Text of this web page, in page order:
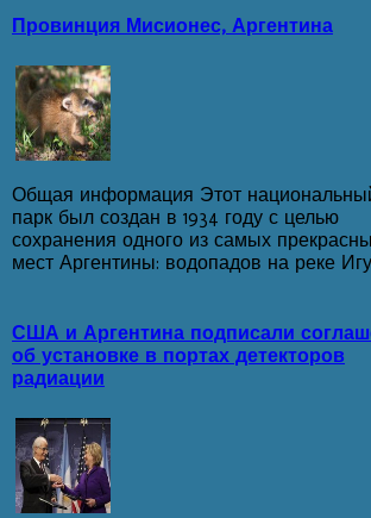
Провинция Мисионес, Аргентина
Общая информация Этот
парк был создан в 1934 году с целью
сохранения одного из самых
мест Аргентины: водопадов на реке
США и Аргентина подписали
об установке в портах детекторов
радиации